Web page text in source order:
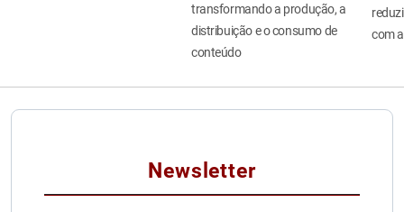
transformando a produção, a
distribuição e o consumo de
conteúdo
com
Newsletter